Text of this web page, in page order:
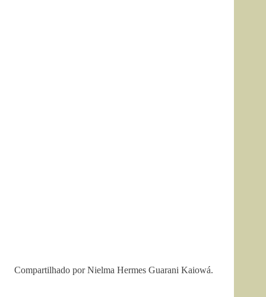
Compartilhado por Nielma Hermes Guarani Kaiowá.